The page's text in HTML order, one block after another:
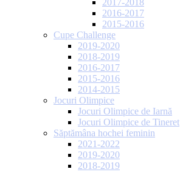
2017-2018
2016-2017
2015-2016
Cupe Challenge
2019-2020
2018-2019
2016-2017
2015-2016
2014-2015
Jocuri Olimpice
Jocuri Olimpice de Iarnă
Jocuri Olimpice de Tineret
Săptămâna hochei feminin
2021-2022
2019-2020
2018-2019